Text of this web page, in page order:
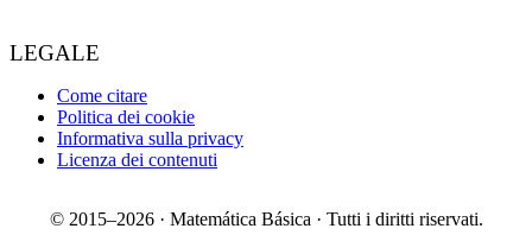
LEGALE
Come citare
Politica dei cookie
Informativa sulla privacy
Licenza dei contenuti
© 2015–2026 · Matemática Básica · Tutti i diritti riservati.